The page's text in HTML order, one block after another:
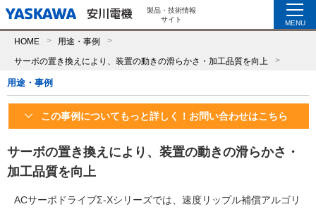
製品・技術情報
サイト
MENU
HOME 用途・事例
サーボの置き換えにより、装置の動きの滑らかさ・加工品質を向上
用途・事例
この事例についてもっと詳しく！お問い合わせはこちら
サーボの置き換えにより、装置の動きの滑らかさ・
加工品質を向上
ACサーボドライブΣ-Xシリーズでは、速度リップル補償アルゴリ